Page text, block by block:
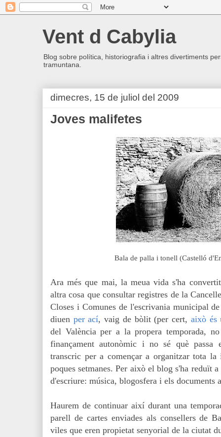
Vent d Cabylia
Blog sobre política, historiografia i altres divertiments
tramuntana.
dimecres, 15 de juliol del 2009
Joves malifetes
Bala de palla i tonell (Castelló
Ara més que mai, lameua vida s'ha
altra cosa que consultar registres de la
Closes i Comunes de l'escrivania municipal
diuen per ací, vaig de bòlit (per cert, això és
del València per a la propera temporada,
finançament autonòmic i no sé què passa
transcric per a començar a organitzar tota la
poques setmanes. Per això el blog s'ha reduït
d'escriure: música, blogosfera i els documents
Haurem de continuar així durant una
parell de cartes enviades als consellers de
viles que eren propietat senyorial de la ciutat